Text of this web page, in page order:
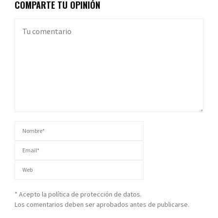
COMPARTE TU OPINIÓN
* Acepto la política de protección de datos.
Los comentarios deben ser aprobados antes de publicarse.